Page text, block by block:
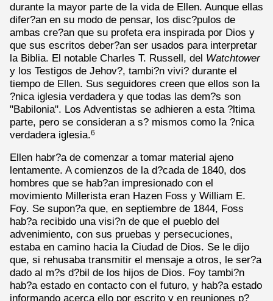
durante la mayor parte de la vida de Ellen. Aunque ellas
difer?an en su modo de pensar, los disc?pulos de
ambas cre?an que su profeta era inspirada por Dios y
que sus escritos deber?an ser usados para interpretar
la Biblia. El notable Charles T. Russell, del Watchtower
y los Testigos de Jehov?, tambi?n vivi? durante el
tiempo de Ellen. Sus seguidores creen que ellos son la
?nica iglesia verdadera y que todas las dem?s son
"Babilonia". Los Adventistas se adhieren a esta ?ltima
parte, pero se consideran a s? mismos como la ?nica
verdadera iglesia.6
Ellen habr?a de comenzar a tomar material ajeno
lentamente. A comienzos de la d?cada de 1840, dos
hombres que se hab?an impresionado con el
movimiento Millerista eran Hazen Foss y William E.
Foy. Se supon?a que, en septiembre de 1844, Foss
hab?a recibido una visi?n de que el pueblo del
advenimiento, con sus pruebas y persecuciones,
estaba en camino hacia la Ciudad de Dios. Se le dijo
que, si rehusaba transmitir el mensaje a otros, le ser?a
dado al m?s d?bil de los hijos de Dios. Foy tambi?n
hab?a estado en contacto con el futuro, y hab?a estado
informando acerca ello por escrito y en reuniones p?